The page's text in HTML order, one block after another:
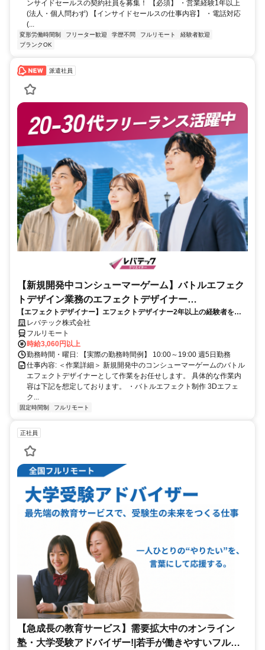
ンサイドセールスの契約社員を募集！ 【必須】 ・営業経験1年以上
(法人・個人問わず) 【インサイドセールスの仕事内容】 ・電話対応
(...
変形労働時間制 フリーター歓迎 学歴不問 フルリモート
経験者歓迎
ブランクOK
派遣社員
【新規開発中コンシューマーゲーム】バトルエフェク
トデザイン業務のエフェクトデザイナー
_LTCR187574_CP_CRG
【エフェクトデザイナー】エフェクトデザイナー2年以上の経験者を歓
迎！キャリアアップを目指したい方も大歓迎♪
レバテック株式会社
フルリモート
時給3,060円以上
勤務時間・曜日: 【実際の勤務時間例】 10:00～19:00 週5日勤務
仕事内容: ＜作業詳細＞ 新規開発中のコンシューマーゲームのバトル
エフェクトデザイナーとして作業をお任せします。 具体的な作業内
容は下記を想定しております。 ・バトルエフェクト制作 3Dエフェ
ク...
固定時間制 フルリモート
正社員
【急成長の教育サービス】需要拡大中のオンライン
塾・大学受験アドバイザー!|若手が働きやすいフルリ